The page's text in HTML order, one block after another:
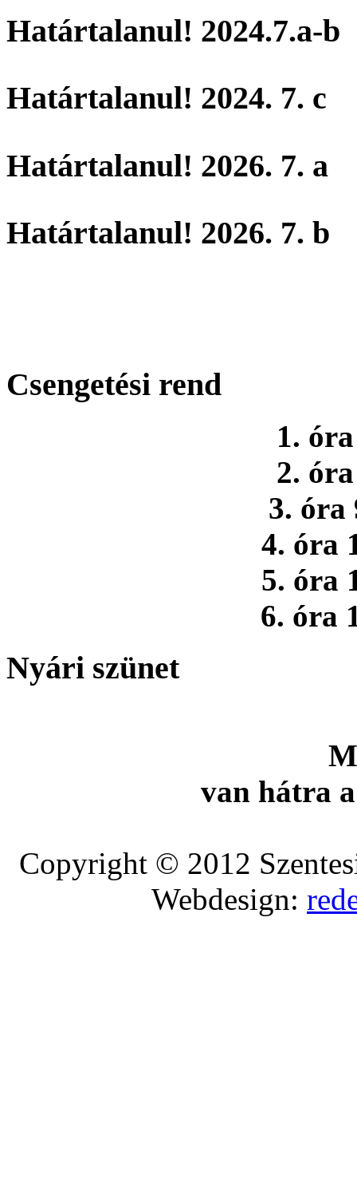
Határtalanul! 2024.7.a-b
Határtalanul! 2024. 7. c
Határtalanul! 2026. 7. a
Határtalanul! 2026. 7. b
Csengetési rend
1.
2.
3. óra
4. óra
5. óra
6. óra
Nyári szünet
van hátra
Copyright © 2012
Webdesign: